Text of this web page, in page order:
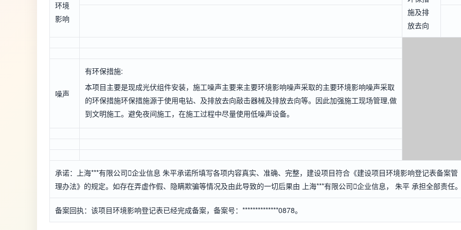
环境
影响
施及排
放去向
噪声
有环保措施:
本项目主要是现成光伏组件安装，施工噪声主要来主要环境影响噪声采取的主要环境影响噪声采取
的环保措施环保措施源于使用电钻、及排放去向敲击器械及排放去向等。因此加强施工现场管理,做
到文明施工。避免夜间施工，在施工过程中尽量使用低噪声设备。
承诺：上海***有限公司企业信息 朱平承诺所填写各项内容真实、准确、完整，建设项目符合《建设项目环境影响登记表备案管
理办法》的规定。如存在弄虚作假、隐瞒欺骗等情况及由此导致的一切后果由 上海***有限公司企业信息， 朱平 承担全部责任
备案回执：该项目环境影响登记表已经完成备案，备案号：**************0878。